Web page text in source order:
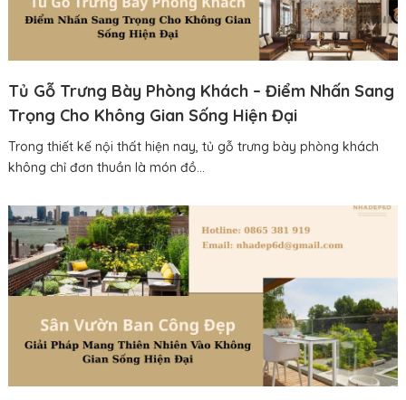
Tủ Gỗ Trưng Bày Phòng Khách – Điểm Nhấn Sang
Trọng Cho Không Gian Sống Hiện Đại
Trong thiết kế nội thất hiện nay, tủ gỗ trưng bày phòng khách
không chỉ đơn thuần là món đồ...